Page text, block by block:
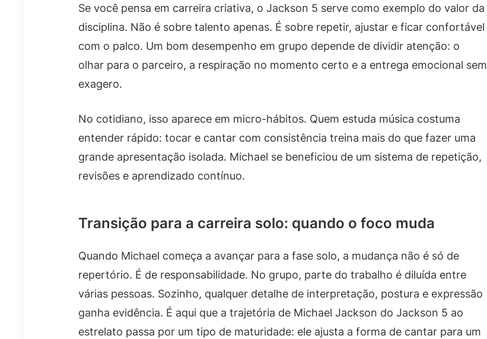
Se você pensa em carreira criativa, o Jackson 5 serve como exemplo do valor da
disciplina. Não é sobre talento apenas. É sobre repetir, ajustar e ficar confortável
com o palco. Um bom desempenho em grupo depende de dividir atenção: o
olhar para o parceiro, a respiração no momento certo e a entrega emocional sem
exagero.
No cotidiano, isso aparece em micro-hábitos. Quem estuda música costuma
entender rápido: tocar e cantar com consistência treina mais do que fazer uma
grande apresentação isolada. Michael se beneficiou de um sistema de repetição,
revisões e aprendizado contínuo.
Transição para a carreira solo: quando o foco muda
Quando Michael começa a avançar para a fase solo, a mudança não é só de
repertório. É de responsabilidade. No grupo, parte do trabalho é diluída entre
várias pessoas. Sozinho, qualquer detalhe de interpretação, postura e expressão
ganha evidência. É aqui que a trajetória de Michael Jackson do Jackson 5 ao
estrelato passa por um tipo de maturidade: ele ajusta a forma de cantar para um